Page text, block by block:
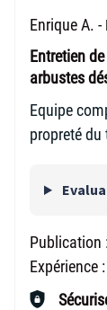
Enrique A. -
Entretien
arbustes
Equipe
propreté
Publication
Expérience :